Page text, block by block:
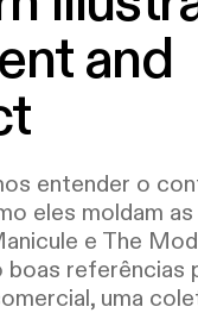
and
entender o
eles moldam
e The
boas referências
uma